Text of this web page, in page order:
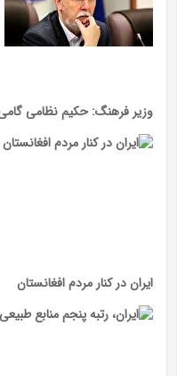
وزیر فرهنگ: حکیم نظامی گامی
ایران در کنار مردم افغانستان